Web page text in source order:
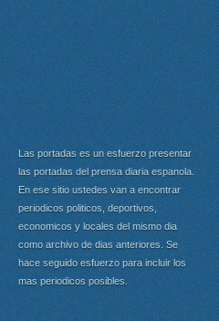
Las portadas es un esfuerzo presentar
las portadas del prensa diaria espanola.
En ese sitio ustedes van a encontrar
periodicos politicos, deportivos,
economicos y locales del mismo dia
como archivo de dias anteriores. Se
hace seguido esfuerzo para incluir los
mas periodicos posibles.